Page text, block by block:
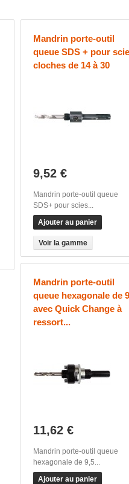
Mandrin porte-outil
queue SDS + pour
cloches de 14 à 30
9,52 €
Mandrin porte-outil queue
SDS+ pour scies...
Ajouter au panier
Voir la gamme
Mandrin porte-outil
queue hexagonale de
avec Quick Change à
ressort...
11,62 €
Mandrin porte-outil queue
hexagonale de 9,5...
Ajouter au panier